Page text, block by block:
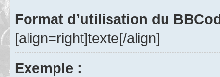
Format d’utilisation du
[align=right]texte[/align]
Exemple :